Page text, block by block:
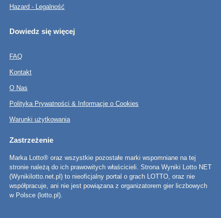
Hazard - Legalność
Dowiedz się więcej
FAQ
Kontakt
O Nas
Polityka Prywatności & Informacje o Cookies
Warunki użytkowania
Zastrzeżenie
Marka Lotto® oraz wszystkie pozostałe marki wspomniane na tej
stronie należą do ich prawowitych właścicieli. Strona Wyniki Lotto NET
(Wynikilotto.net.pl) to nieoficjalny portal o grach LOTTO, oraz nie
współpracuje, ani nie jest powiązana z organizatorem gier liczbowych
w Polsce (lotto.pl).